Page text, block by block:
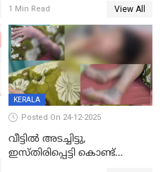
1 Min Read View All
KERALA
Posted On 24-12-2025
വീട്ടിൽ അടച്ചിട്ടു,
ഇസ്തിരിപ്പെട്ടി കൊണ്ട്